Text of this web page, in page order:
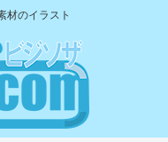
材のイラスト